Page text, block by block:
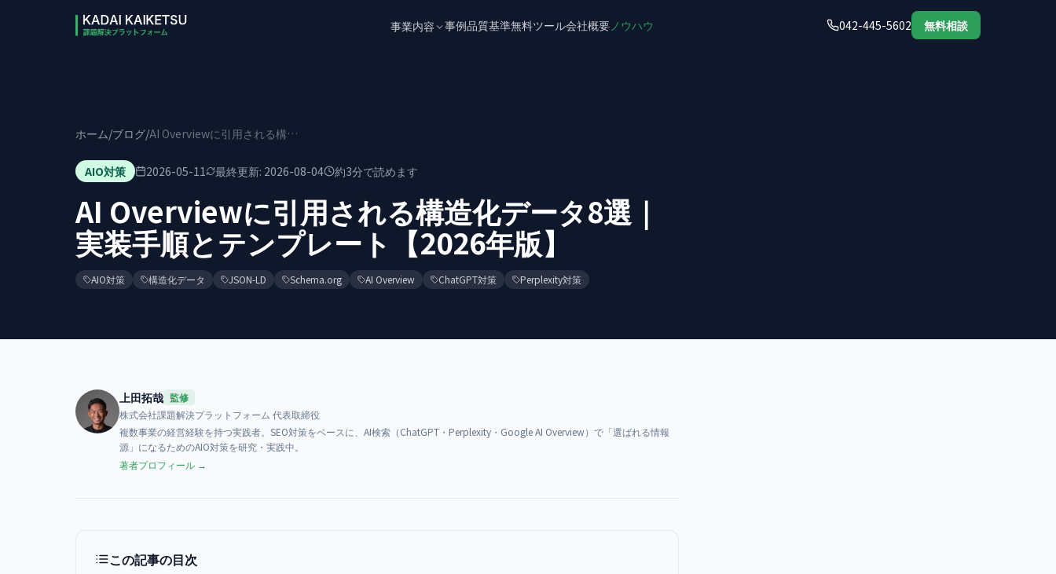
事業内容 事例品質基準無料ツール会社概要ノウハウ 042-445-5602 無料相談
ホーム/ブログ/ AI Overviewに引用される構造化データ8選｜実装手順とテンプレート【2026年版】
AIO対策 2026-05-11 最終更新: 2026-08-04 約3分で読めます
AI Overviewに引用される構造化データ8選｜
実装手順とテンプレート【2026年版】
AIO対策 構造化データ JSON-LD Schema.org AI Overview ChatGPT対策 Perplexity対策
上田拓哉 監修
株式会社課題解決プラットフォーム 代表取締役
複数事業の経営経験を持つ実践者。SEO対策をベースに、AI検索（ChatGPT・Perplexity・Google AI Overview）で「選ばれる情報
源」になるためのAIO対策を研究・実践中。
著者プロフィール →
この記事の目次